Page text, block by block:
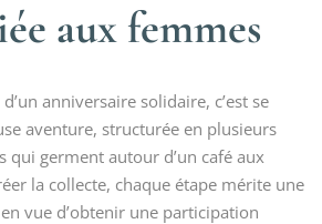
aux femmes
anniversaire solidaire, c’est se
aventure, structurée en plusieurs
qui germent autour d’un café aux
la collecte, chaque étape mérite une
vue d’obtenir une participation